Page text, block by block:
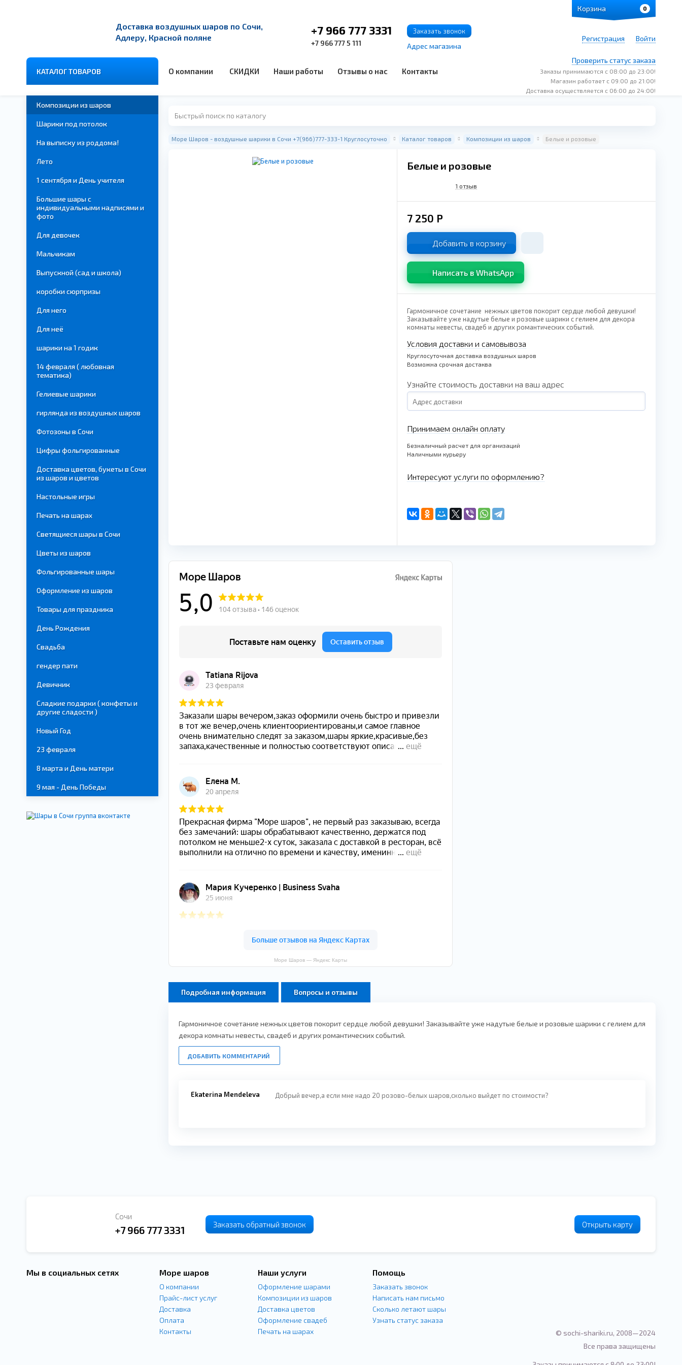
Доставка воздушных шаров по Сочи,
Адлеру, Красной поляне
+7 966 777 3331
+7 966 777 5 111
Заказать звонок
Адрес магазина
Регистрация Войти
КАТАЛОГ ТОВАРОВ О компании СКИДКИ Наши работы Отзывы о нас Контакты
Проверить статус заказа
Заказы принимаются с 08:00 до 23:00!
Магазин работает с 09:00 до 21:00!
Доставка осуществляется с 06:00 до 24:00!
Композиции из шаров
Шарики под потолок
На выписку из роддома!
Лето
1 сентября и День учителя
Большие шары с
индивидуальными надписями и
фото
Для девочек
Мальчикам
Выпускной (сад и школа)
коробки сюрпризы
Для него
Для неё
шарики на 1 годик
14 февраля ( любовная
тематика)
Гелиевые шарики
гирлянда из воздушных шаров
Фотозоны в Сочи
Цифры фольгированные
Доставка цветов, букеты в Сочи
из шаров и цветов
Настольные игры
Печать на шарах
Светящиеся шары в Сочи
Цветы из шаров
Фольгированные шары
Оформление из шаров
Товары для праздника
День Рождения
Свадьба
гендер пати
Девичник
Сладкие подарки ( конфеты и
другие сладости )
Новый Год
23 февраля
8 марта и День матери
9 мая - День Победы
Море Шаров - воздушные шарики в Сочи +7(966)777-333-1 Круглосуточно Каталог товаров Композиции из шаров Белые и розовые
Белые и розовые
1 отзыв
7 250 Р
Добавить в корзину
Написать в WhatsApp
Гармоничное сочетание нежных цветов покорит сердце любой девушки!
Заказывайте уже надутые белые и розовые шарики с гелием для декора
комнаты невесты, свадеб и других романтических событий.
Условия доставки и самовывоза
Круглосуточная доставка воздушных шаров
Возможна срочная достаква
Узнайте стоимость доставки на ваш адрес
Принимаем онлайн оплату
Безналичный расчет для организаций
Наличными курьеру
Интересуют услуги по оформлению?
Море Шаров — Яндекс Карты
Подробная информация Вопросы и отзывы
Гармоничное сочетание нежных цветов покорит сердце любой девушки! Заказывайте уже надутые белые и розовые шарики с гелием для
декора комнаты невесты, свадеб и других романтических событий.
ДОБАВИТЬ КОММЕНТАРИЙ
Ekaterina Mendeleva Добрый вечер,а если мне надо 20 розово-белых шаров,сколько выйдет по стоимости?
Сочи
+7 966 777 3331 Заказать обратный звонок Открыть карту
Мы в социальных сетях Море шаров
О компании
Прайс-лист услуг
Доставка
Оплата
Контакты
Наши услуги
Оформление шарами
Композиции из шаров
Доставка цветов
Оформление свадеб
Печать на шарах
Помощь
Заказать звонок
Написать нам письмо
Сколько летают шары
Узнать статус заказа
© sochi-shariki.ru, 2008—2024
Все права защищены
Корзина 0